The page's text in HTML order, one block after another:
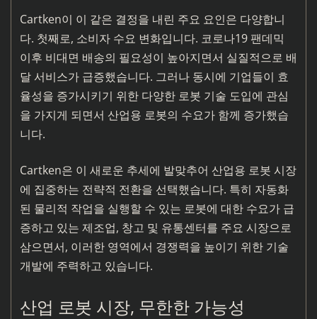
Cartken이 이 같은 결정을 내린 주요 요인은 다양합니
다. 첫째로, 소비자 수요 변화입니다. 코로나19 팬데믹
이후 비대면 배송의 필요성이 높아지면서 실질적으로 배
달 서비스가 급증했습니다. 그러나 동시에 기업들이 효
율성을 증가시키기 위한 다양한 로봇 기술 도입에 관심
을 가지게 되면서 산업용 로봇의 수요가 함께 증가했습
니다.
Cartken은 이 새로운 추세에 발맞추어 산업용 로봇 시장
에 집중하는 전략적 전환을 선택했습니다. 특히 자동화
된 물리적 작업을 실행할 수 있는 로봇에 대한 수요가 급
증하고 있는 제조업, 창고 및 유통센터를 주요 시장으로
삼으면서, 이러한 영역에서 경쟁력을 높이기 위한 기술
개발에 주력하고 있습니다.
산업 로봇 시장, 무한한 가능성